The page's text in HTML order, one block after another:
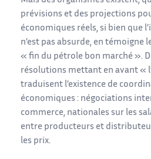
prévisions et des projections
économiques réels, si bien que
n’est pas absurde, en témoigne
« fin du pétrole bon marché ».
résolutions mettant en avant «
traduisent l’existence de
économiques : négociations
commerce, nationales sur les
entre producteurs et
les prix.